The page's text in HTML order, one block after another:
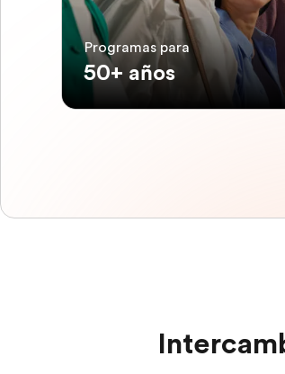
Programas para
50+ años